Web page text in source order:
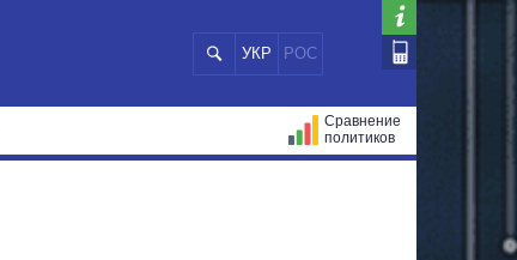
УКР РОС
Сравнение
политиков